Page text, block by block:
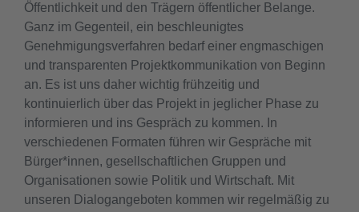
Öffentlichkeit und den Trägern öffentlicher Belange.
Ganz im Gegenteil, ein beschleunigtes
Genehmigungsverfahren bedarf einer engmaschigen
und transparenten Projektkommunikation von Beginn
an. Es ist uns daher wichtig frühzeitig und
kontinuierlich über das Projekt in jeglicher Phase zu
informieren und ins Gespräch zu kommen. In
verschiedenen Formaten führen wir Gespräche mit
Bürger*innen, gesellschaftlichen Gruppen und
Organisationen sowie Politik und Wirtschaft. Mit
unseren Dialogangeboten kommen wir regelmäßig zu